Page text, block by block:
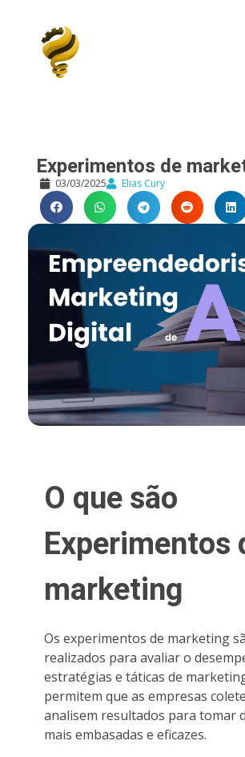
Experimentos de
03/03/2025 Elias Cury
O que são
Experimentos
marketing
Os experimentos de marketing
realizados para avaliar o
estratégias e táticas de
permitem que as empresas
analisem resultados para tomar
mais embasadas e eficazes.